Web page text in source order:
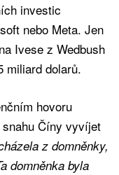
investic
nebo Meta. Jen
Ivese z Wedbush
miliard dolarů.
hovoru
Číny vyvíjet
z domněnky,
domněnka byla